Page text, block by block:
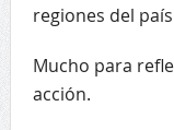
regiones del
Mucho para
acción.